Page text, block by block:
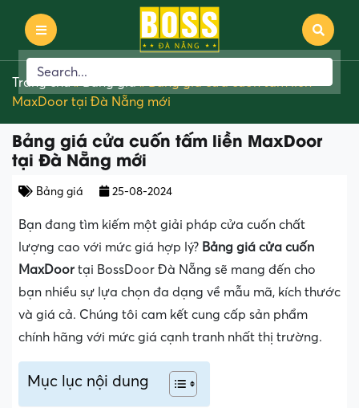
Trang chủ
MaxDoor tại Đà Nẵng mới
Bảng giá cửa cuốn tấm liền MaxDoor
tại Đà Nẵng mới
Bảng giá 25-08-2024
Bạn đang tìm kiếm một giải pháp cửa cuốn chất
lượng cao với mức giá hợp lý? Bảng giá cửa cuốn
MaxDoor tại BossDoor Đà Nẵng sẽ mang đến cho
bạn nhiều sự lựa chọn đa dạng về mẫu mã, kích thước
và giá cả. Chúng tôi cam kết cung cấp sản phẩm
chính hãng với mức giá cạnh tranh nhất thị trường.
Mục lục nội dung